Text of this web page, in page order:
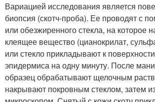
Вариацией исследования является
биопсия (скотч-проба). Ее проводят с
или обезжиренного стекла, на которое
клеящее вещество (цианокрилат,
или стекло прикладывают к
эпидермиса на одну минуту. После
образец обрабатывают щелочным
накрывают покровным стеклом, затем